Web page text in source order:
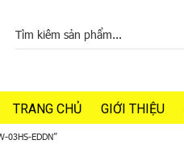
TRANG CHỦ GIỚI THIỆU
03HS-EDDN”